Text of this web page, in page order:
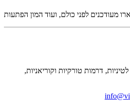
דרמות טורקיות וקוריאניות,